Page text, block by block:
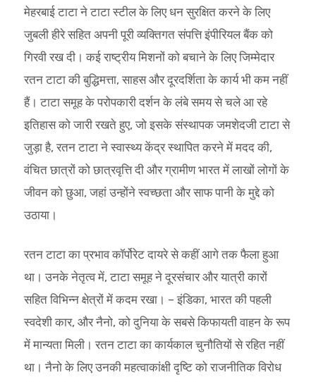
मेहरबाई टाटा ने टाटा स्टील के लिए धन सुरक्षित करने के लिए
जुबली हीरे सहित अपनी पूरी व्यक्तिगत संपत्ति इंपीरियल बैंक को
गिरवी रख दी। कई राष्ट्रीय मिशनों को बचाने के लिए जिम्मेदार
रतन टाटा की बुद्धिमत्ता, साहस और दूरदर्शिता के कार्य भी कम नहीं
हैं। टाटा समूह के परोपकारी दर्शन के लंबे समय से चले आ रहे
इतिहास को जारी रखते हुए, जो इसके संस्थापक जमशेदजी टाटा से
जुड़ा है, रतन टाटा ने स्वास्थ्य केंद्र स्थापित करने में मदद की,
वंचित छात्रों को छात्रवृत्ति दी और ग्रामीण भारत में लाखों लोगों के
जीवन को छुआ, जहां उन्होंने स्वच्छता और साफ पानी के मुद्दे को
उठाया।
रतन टाटा का प्रभाव कॉर्पोरेट दायरे से कहीं आगे तक फैला हुआ
था। उनके नेतृत्व में, टाटा समूह ने दूरसंचार और यात्री कारों
सहित विभिन्न क्षेत्रों में कदम रखा। – इंडिका, भारत की पहली
स्वदेशी कार, और नैनो, को दुनिया के सबसे किफायती वाहन के रूप
में मान्यता मिली। रतन टाटा का कार्यकाल चुनौतियों से रहित नहीं
था। नैनो के लिए उनकी महत्वाकांक्षी दृष्टि को राजनीतिक विरोध